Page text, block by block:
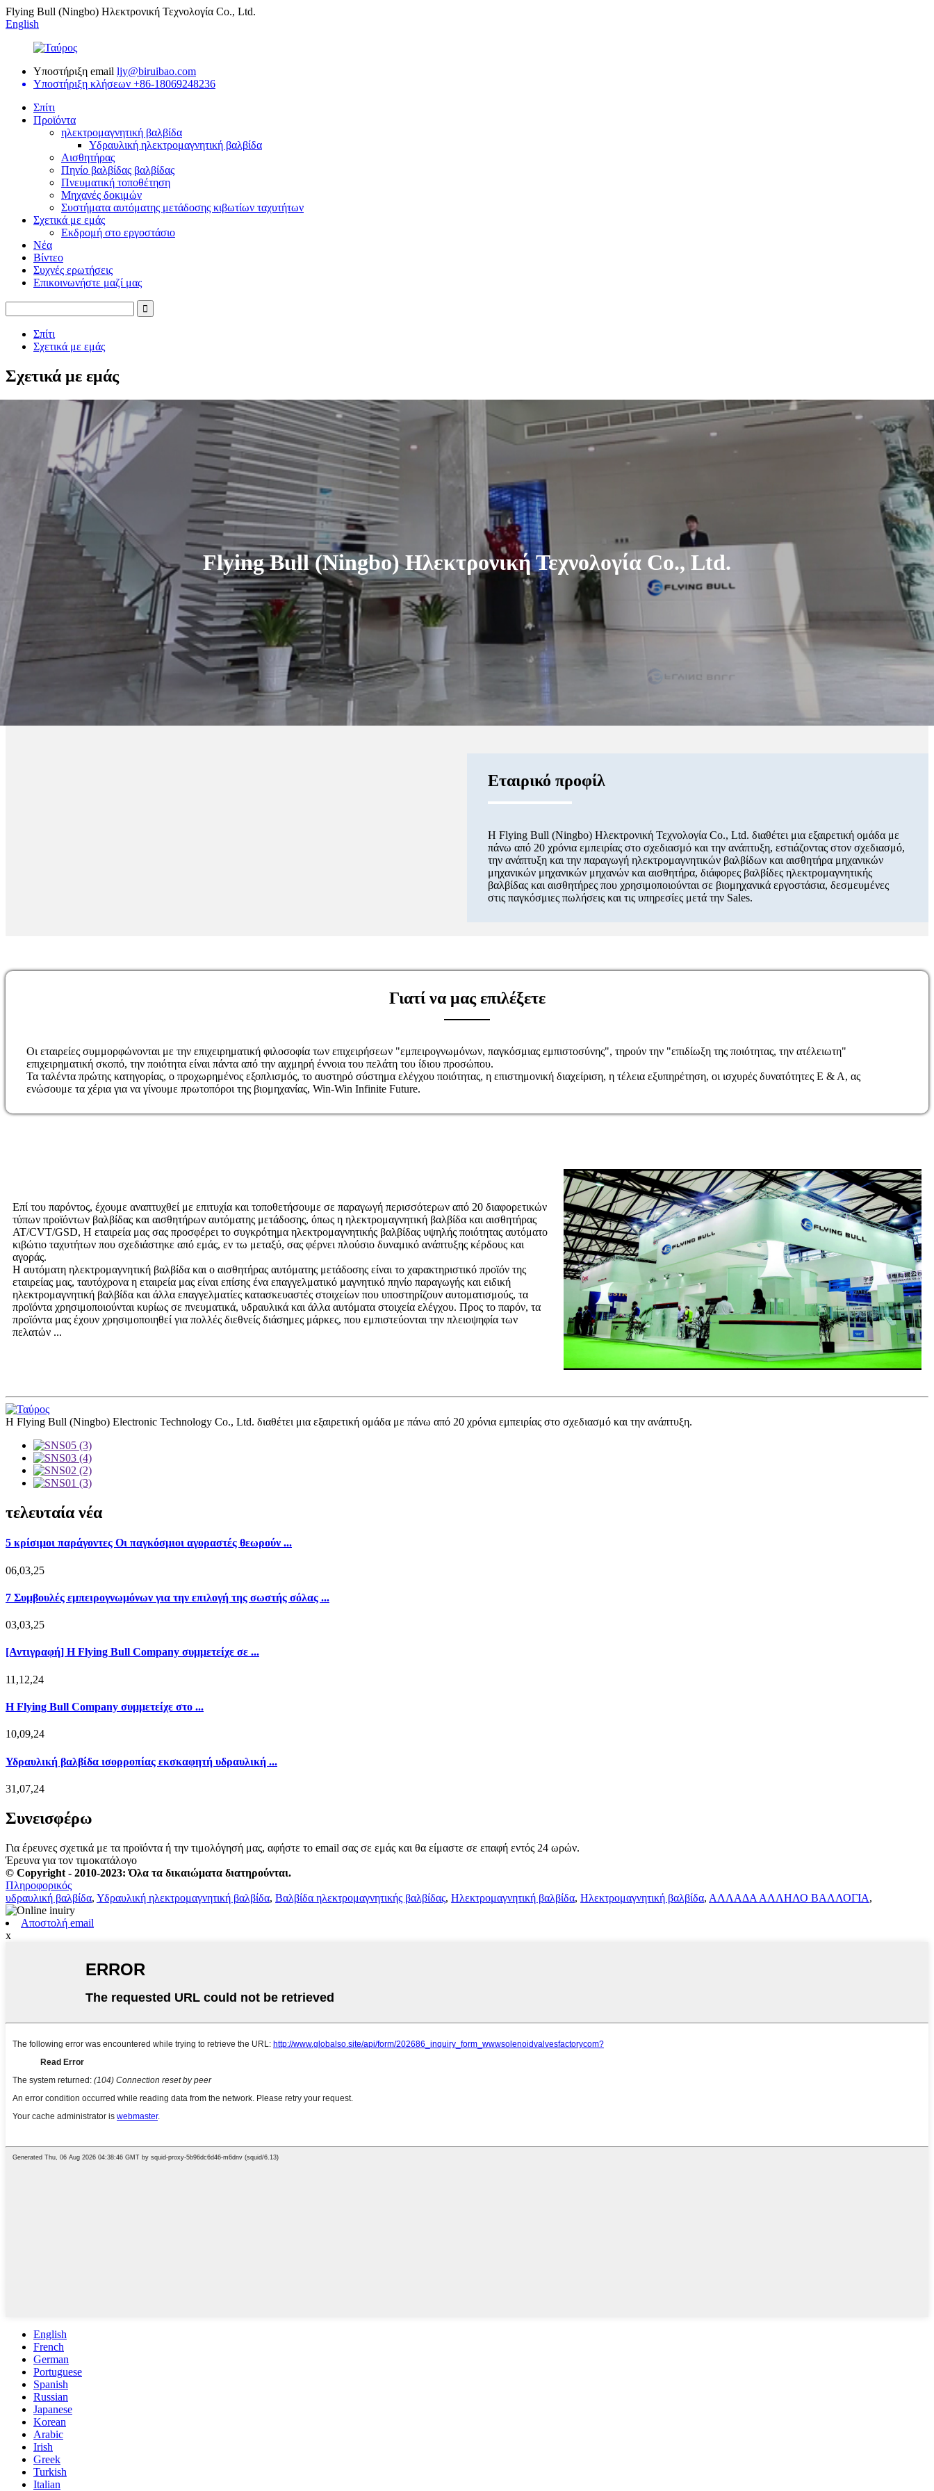
Flying Bull (Ningbo) Ηλεκτρονική Τεχνολογία Co., Ltd.
English
Υποστήριξη email ljy@biruibao.com
Υποστήριξη κλήσεων +86-18069248236
Σπίτι
Προϊόντα
ηλεκτρομαγνητική βαλβίδα
Υδραυλική ηλεκτρομαγνητική βαλβίδα
Αισθητήρας
Πηνίο βαλβίδας βαλβίδας
Πνευματική τοποθέτηση
Μηχανές δοκιμών
Συστήματα αυτόματης μετάδοσης κιβωτίων ταχυτήτων
Σχετικά με εμάς
Εκδρομή στο εργοστάσιο
Νέα
Βίντεο
Συχνές ερωτήσεις
Επικοινωνήστε μαζί μας
Σπίτι
Σχετικά με εμάς
Σχετικά με εμάς
Flying Bull (Ningbo) Ηλεκτρονική Τεχνολογία Co., Ltd.
Εταιρικό προφίλ
Η Flying Bull (Ningbo) Ηλεκτρονική Τεχνολογία Co., Ltd. διαθέτει μια εξαιρετική ομάδα με
πάνω από 20 χρόνια εμπειρίας στο σχεδιασμό και την ανάπτυξη, εστιάζοντας στον σχεδιασμό,
την ανάπτυξη και την παραγωγή ηλεκτρομαγνητικών βαλβίδων και αισθητήρα μηχανικών
μηχανικών μηχανικών μηχανών και αισθητήρα, διάφορες βαλβίδες ηλεκτρομαγνητικής
βαλβίδας και αισθητήρες που χρησιμοποιούνται σε βιομηχανικά εργοστάσια, δεσμευμένες
στις παγκόσμιες πωλήσεις και τις υπηρεσίες μετά την Sales.
Γιατί να μας επιλέξετε
Οι εταιρείες συμμορφώνονται με την επιχειρηματική φιλοσοφία των επιχειρήσεων "εμπειρογνωμόνων, παγκόσμιας εμπιστοσύνης", τηρούν την "επιδίωξη της ποιότητας, την ατέλειωτη"
επιχειρηματική σκοπό, την ποιότητα είναι πάντα από την αιχμηρή έννοια του πελάτη του ίδιου προσώπου.
Τα ταλέντα πρώτης κατηγορίας, ο προχωρημένος εξοπλισμός, το αυστηρό σύστημα ελέγχου ποιότητας, η επιστημονική διαχείριση, η τέλεια εξυπηρέτηση, οι ισχυρές δυνατότητες Ε & Α, ας
ενώσουμε τα χέρια για να γίνουμε πρωτοπόροι της βιομηχανίας, Win-Win Infinite Future.
Επί του παρόντος, έχουμε αναπτυχθεί με επιτυχία και τοποθετήσουμε σε παραγωγή περισσότερων από 20 διαφορετικών
τύπων προϊόντων βαλβίδας και αισθητήρων αυτόματης μετάδοσης, όπως η ηλεκτρομαγνητική βαλβίδα και αισθητήρας
AT/CVT/GSD, Η εταιρεία μας σας προσφέρει το συγκρότημα ηλεκτρομαγνητικής βαλβίδας υψηλής ποιότητας αυτόματο
κιβώτιο ταχυτήτων που σχεδιάστηκε από εμάς, εν τω μεταξύ, σας φέρνει πλούσιο δυναμικό ανάπτυξης κέρδους και
αγοράς.
Η αυτόματη ηλεκτρομαγνητική βαλβίδα και ο αισθητήρας αυτόματης μετάδοσης είναι το χαρακτηριστικό προϊόν της
εταιρείας μας, ταυτόχρονα η εταιρεία μας είναι επίσης ένα επαγγελματικό μαγνητικό πηνίο παραγωγής και ειδική
ηλεκτρομαγνητική βαλβίδα και άλλα επαγγελματίες κατασκευαστές στοιχείων που υποστηρίζουν αυτοματισμούς, τα
προϊόντα χρησιμοποιούνται κυρίως σε πνευματικά, υδραυλικά και άλλα αυτόματα στοιχεία ελέγχου. Προς το παρόν, τα
προϊόντα μας έχουν χρησιμοποιηθεί για πολλές διεθνείς διάσημες μάρκες, που εμπιστεύονται την πλειοψηφία των
πελατών ...
Η Flying Bull (Ningbo) Electronic Technology Co., Ltd. διαθέτει μια εξαιρετική ομάδα με πάνω από 20 χρόνια εμπειρίας στο σχεδιασμό και την ανάπτυξη.
τελευταία νέα
5 κρίσιμοι παράγοντες Οι παγκόσμιοι αγοραστές θεωρούν ...
06,03,25
7 Συμβουλές εμπειρογνωμόνων για την επιλογή της σωστής σόλας ...
03,03,25
[Αντιγραφή] Η Flying Bull Company συμμετείχε σε ...
11,12,24
Η Flying Bull Company συμμετείχε στο ...
10,09,24
Υδραυλική βαλβίδα ισορροπίας εκσκαφητή υδραυλική ...
31,07,24
Συνεισφέρω
Για έρευνες σχετικά με τα προϊόντα ή την τιμολόγησή μας, αφήστε το email σας σε εμάς και θα είμαστε σε επαφή εντός 24 ωρών.
Έρευνα για τον τιμοκατάλογο
© Copyright - 2010-2023: Όλα τα δικαιώματα διατηρούνται.
Πληροφορικός
υδραυλική βαλβίδα, Υδραυλική ηλεκτρομαγνητική βαλβίδα, Βαλβίδα ηλεκτρομαγνητικής βαλβίδας, Ηλεκτρομαγνητική βαλβίδα, Ηλεκτρομαγνητική βαλβίδα, ΑΛΛΑΔΑ ΑΛΛΗΛΟ ΒΑΛΛΟΓΙΑ,
Αποστολή email
x
English
French
German
Portuguese
Spanish
Russian
Japanese
Korean
Arabic
Irish
Greek
Turkish
Italian